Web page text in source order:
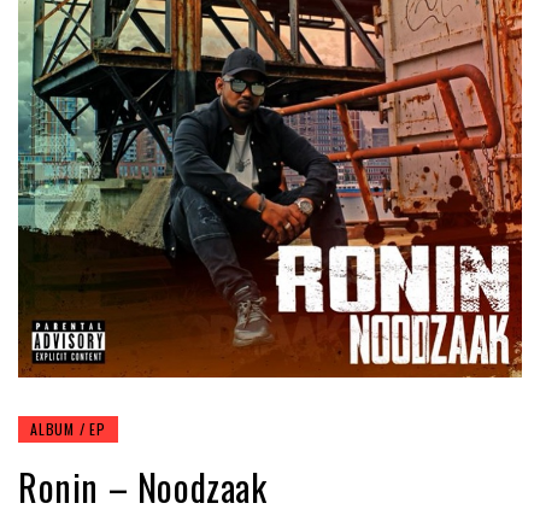
ALBUM / EP
Ronin – Noodzaak